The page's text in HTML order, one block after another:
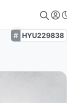
HYU229838